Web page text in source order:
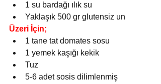
1 su bardağı ılık su
Yaklaşık 500 gr glutensiz un
Üzeri İçin;
1 tane tat domates sosu
1 yemek kaşığı kekik
Tuz
5-6 adet sosis dilimlenmiş